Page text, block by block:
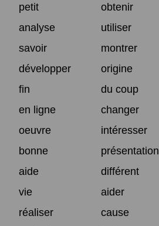
petit
obtenir
analyse
utiliser
savoir
montrer
développer
origine
fin
du coup
en ligne
changer
oeuvre
intéresser
bonne
présentation
aide
différent
vie
aider
réaliser
cause